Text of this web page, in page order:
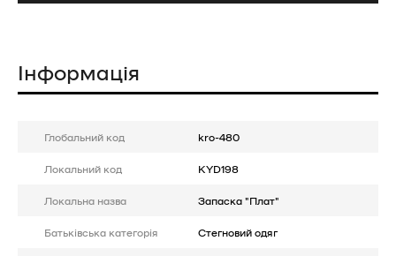
Інформація
Глобальний код kro-480
Локальний код KYD198
Локальна назва Запаска "Плат"
Батькiвська категорія Стегновий одяг